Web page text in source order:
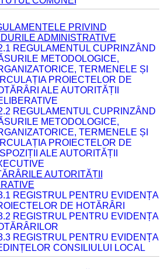
PRIVIND
ADMINISTRATIVE
REGULAMENTUL CUPRINZÂND
METODOLOGICE,
TERMENELE ȘI
PROIECTELOR DE
ALE AUTORITĂȚII
REGULAMENTUL CUPRINZÂND
METODOLOGICE,
TERMENELE ȘI
PROIECTELOR DE
ALE AUTORITĂȚII
AUTORITĂȚII
REGISTRUL PENTRU EVIDENȚA
DE HOTĂRÂRI
REGISTRUL PENTRU EVIDENȚA
REGISTRUL PENTRU EVIDENȚA
CONSILIULUI LOCAL